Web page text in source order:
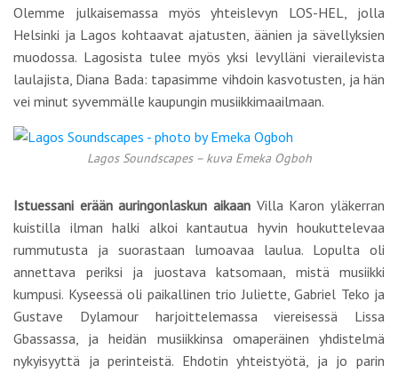
Olemme julkaisemassa myös yhteislevyn LOS-HEL, jolla
Helsinki ja Lagos kohtaavat ajatusten, äänien ja sävellyksien
muodossa. Lagosista tulee myös yksi levylläni vierailevista
laulajista, Diana Bada: tapasimme vihdoin kasvotusten, ja hän
vei minut syvemmälle kaupungin musiikkimaailmaan.
Lagos Soundscapes – kuva Emeka Ogboh
Istuessani erään auringonlaskun aikaan Villa Karon yläkerran
kuistilla ilman halki alkoi kantautua hyvin houkuttelevaa
rummutusta ja suorastaan lumoavaa laulua. Lopulta oli
annettava periksi ja juostava katsomaan, mistä musiikki
kumpusi. Kyseessä oli paikallinen trio Juliette, Gabriel Teko ja
Gustave Dylamour harjoittelemassa viereisessä Lissa
Gbassassa, ja heidän musiikkinsa omaperäinen yhdistelmä
nykyisyyttä ja perinteistä. Ehdotin yhteistyötä, ja jo parin